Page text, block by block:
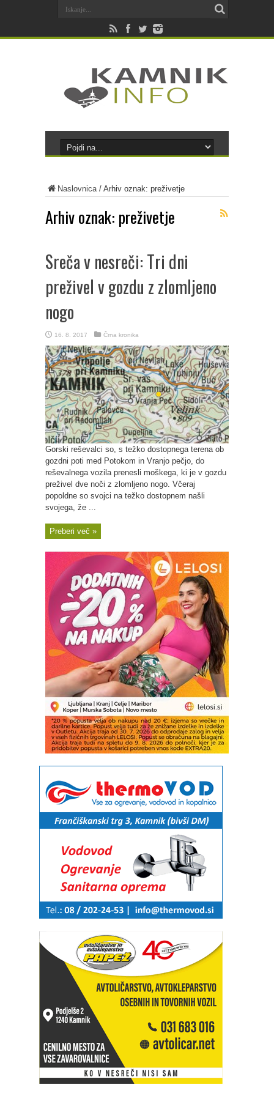
Naslovnica/ Arhiv oznak: preživetje
Arhiv oznak: preživetje
Sreča v nesreči: Tri dni
preživel v gozdu z zlomljeno
nogo
16. 8. 2017 Črna kronika
Gorski reševalci so, s težko dostopnega terena ob
gozdni poti med Potokom in Vranjo pečjo, do
reševalnega vozila prenesli moškega, ki je v gozdu
preživel dve noči z zlomljeno nogo. Včeraj
popoldne so svojci na težko dostopnem našli
svojega, že ...
Preberi več »